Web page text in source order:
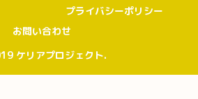
プライバシーポリシー
お問い合わせ
ケリアプロジェクト.